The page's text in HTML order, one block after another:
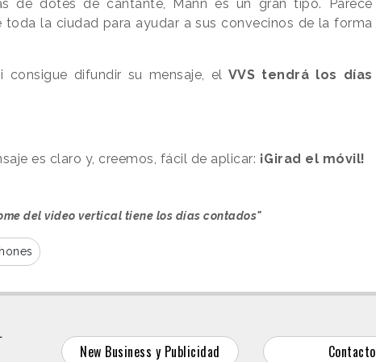
de dotes de cantante, Mann es un gran tipo. Parece
toda la ciudad para ayudar a sus convecinos de la forma
difundir su mensaje, el VVS tendrá los días
es claro y, creemos, fácil de aplicar: ¡Girad el móvil!
del video vertical tiene los días contados"
New Business y Publicidad Contacto